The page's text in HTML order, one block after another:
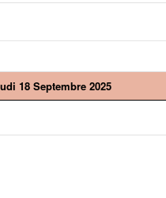
18 Septembre 2025